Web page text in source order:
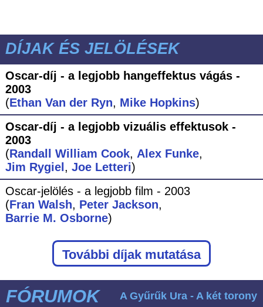
DÍJAK ÉS JELÖLÉSEK
Oscar-díj - a legjobb hangeffektus vágás -
2003
(Ethan Van der Ryn, Mike Hopkins)
Oscar-díj - a legjobb vizuális effektusok -
2003
(Randall William Cook, Alex Funke,
Jim Rygiel , Joe Letteri)
Oscar-jelölés - a legjobb film - 2003
(Fran Walsh, Peter Jackson,
Barrie M. Osborne)
További díjak mutatása
FÓRUMOK A Gyűrűk Ura - A két torony